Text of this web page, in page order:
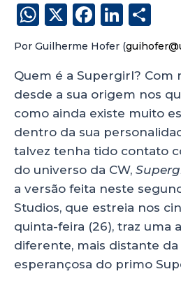
W
h
ts
A
p
p
X
F
a
e
b
o
o
k
Li
n
k
e
dI
n
h
re
Por Guilherme Hofer (
Quem é a Supergirl? Com
desde a sua origem nos
como ainda existe muito
dentro da sua
talvez tenha tido contato
do universo da CW,
a versão feita neste
Studios, que estreia nos
quinta-feira (26), traz uma
diferente, mais distante
esperançosa do primo